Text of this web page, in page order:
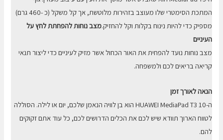
המתכת הסימטרי שלו מעוצב בזהירות מלוטשת, אך קל משקל (כ -460 גרם)
מספיק כדי להיות נינוח בקלות וקל להחזיק.מצב נוחות להפחתת לחץ על
העיניים
מצב נוחות נועד להפחית את האור הכחול אשר מזיק לעיניים כדי ליצור תנאי
קריאה בריאים לכם ולמשפחה.
הנאה לאורך זמן
ה-HUAWEI MediaPad T3 10 הוא בן לוויה הנאמן שלכם, יום או לילה. הסוללה
לטווח הארוך תוודא שיש לכם את הכלים הדרושים לכם, כל עוד אתם זקוקים
להם.